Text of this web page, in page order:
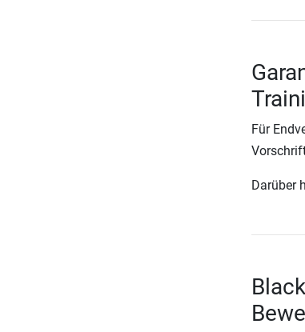
Für
Darüber